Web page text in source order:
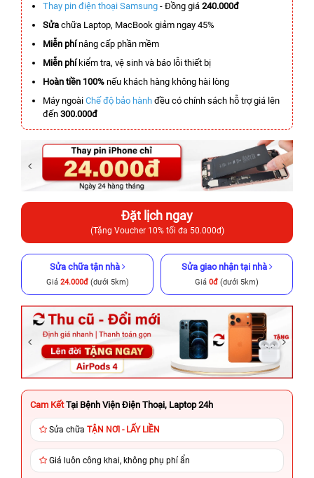
Thay pin điện thoại Samsung - Đồng giá 240.000đ
Sửa chữa Laptop, MacBook giảm ngay 45%
Miễn phínâng cấp phần mềm
Miễn phíkiểm tra, vệ sinh và báo lỗi thiết bị
Hoàn tiền 100% nếu khách hàng không hài lòng
Máy ngoài Chế độ bảo hành đều có chính sách hỗ trợ giá lên
đến 300.000đ
Đặt lịch ngay
(Tặng Voucher 10% tối đa 50.000đ)
Sửa chữa tận nhà
Giá 24.000đ(dưới 5km)
Sửa giao nhận tại nhà
Giá 0đ (dưới 5km)
Cam Kết Tại Bệnh Viện Điện Thoại, Laptop 24h
Sửa chữa TẬN NƠI - LẤY LIỀN
Giá luôn công khai, không phụ phí ẩn